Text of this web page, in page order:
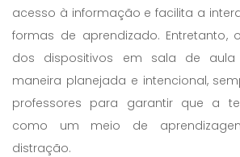
acesso à informação e facilita a
formas de aprendizado. Entretanto,
dos dispositivos em sala de
maneira planejada e intencional,
professores para garantir que a
como um meio de
distração.